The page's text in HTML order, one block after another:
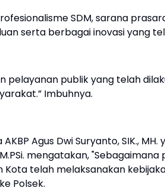
SDM, sarana
serta berbagai inovasi yang
pelayanan publik yang telah
Imbuhnya.
Agus Dwi Suryanto, SIK.,
mengatakan,
Kota telah melaksanakan
Polsek.